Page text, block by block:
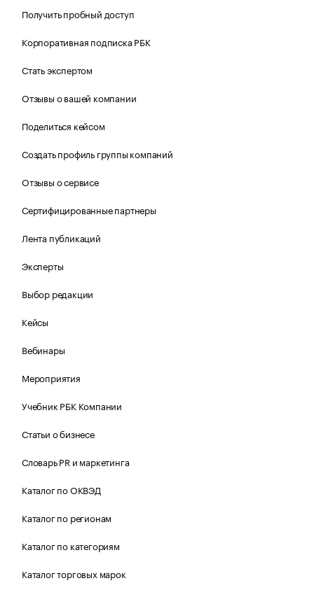
Получить пробный доступ
Корпоративная подписка РБК
Стать экспертом
Отзывы о вашей компании
Поделиться кейсом
Создать профиль группы компаний
Отзывы о сервисе
Сертифицированные партнеры
Лента публикаций
Эксперты
Выбор редакции
Кейсы
Вебинары
Мероприятия
Учебник РБК Компании
Статьи о бизнесе
Словарь PR и маркетинга
Каталог по ОКВЭД
Каталог по регионам
Каталог по категориям
Каталог торговых марок